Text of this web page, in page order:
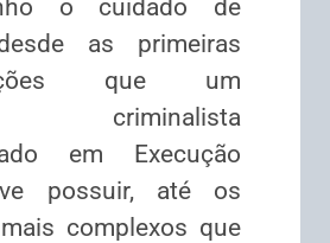
o cuidado de
as primeiras
que um
criminalista
em Execução
possuir, até os
complexos que